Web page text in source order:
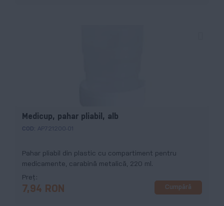
Medicup, pahar pliabil, alb
COD: AP721200-01
Pahar pliabil din plastic cu compartiment pentru
medicamente, carabină metalică, 220 ml.
Preț
7,94 RON Cumpără